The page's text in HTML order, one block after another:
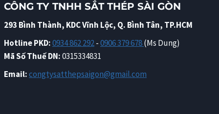
CÔNG TY TNHH SẮT THÉP SÀI GÒN
293 Bình Thành, KDC Vĩnh Lộc, Q. Bình Tân, TP.HCM
Hotline PKD:0934 862 292-0906 379 678(Ms Dung)
Mã Số Thuế DN:0315334831
Email:congtysatthepsaigon@gmail.com